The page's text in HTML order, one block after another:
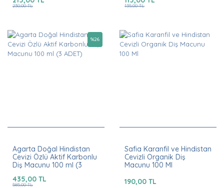
230,00 TL 135,00 TL
Agarta Doğal Hindistan
Cevizi Özlü Aktif Karbonlu
Diş Macunu 100 ml (3
%26
435,00 TL
585,00 TL
Safia Karanfil ve Hindistan
Cevizli Organik Diş
Macunu 100 Ml
190,00 TL